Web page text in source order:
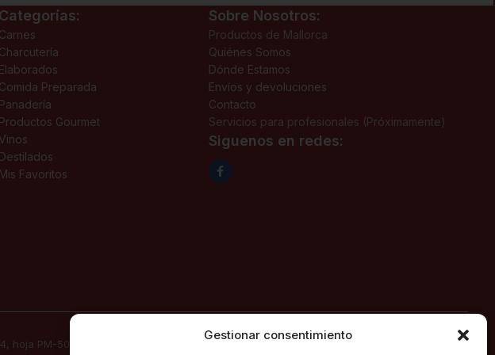
Gestionar consentimiento
Categorías:
Carnes
Charcutería
Elaborados
Comida Preparada
Panadería
Productos Gourmet
Vinos
Destilados
Mis Favoritos
Sobre Nosotros:
Productos de Mallorca
Quiénes Somos
Dónde Estamos
Envíos y devoluciones
Contacto
Servicios para profesionales (Próximamente)
Siguenos en redes:
hoja PM-50830, inscripción 1ª, fecha 02/06/2025, con domicilio social en c/ Major